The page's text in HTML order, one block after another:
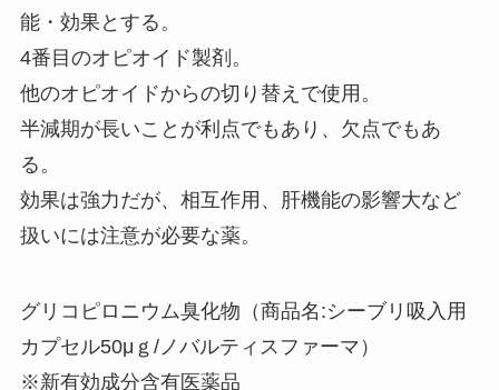
能・効果とする。
4番目のオピオイド製剤。
他のオピオイドからの切り替えで使用。
半減期が長いことが利点でもあり、欠点でもあ
る。
効果は強力だが、相互作用、肝機能の影響大など
扱いには注意が必要な薬。
グリコピロニウム臭化物（商品名:シーブリ吸入用
カプセル50μｇ/ノバルティスファーマ）
※新有効成分含有医薬品